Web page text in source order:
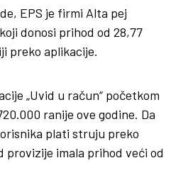
EPS je firmi Alta pej
donosi prihod od 28,77
preko aplikacije.
„Uvid u račun“ početkom
ranije ove godine. Da
plati struju preko
provizije imala prihod veći od